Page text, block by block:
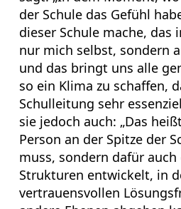
der Schule das Gefühl
dieser Schule mache, das
nur mich selbst, sondern
und das bringt uns alle
so ein Klima zu schaffen,
Schulleitung sehr
sie jedoch auch: „Das
Person an der Spitze der
muss, sondern dafür
Strukturen entwickelt, in
vertrauensvollen